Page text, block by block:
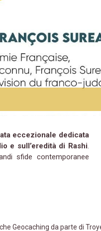
eccezionale dedicata
e sull’eredità di Rashi.
sfide contemporanee
Geocaching da parte di